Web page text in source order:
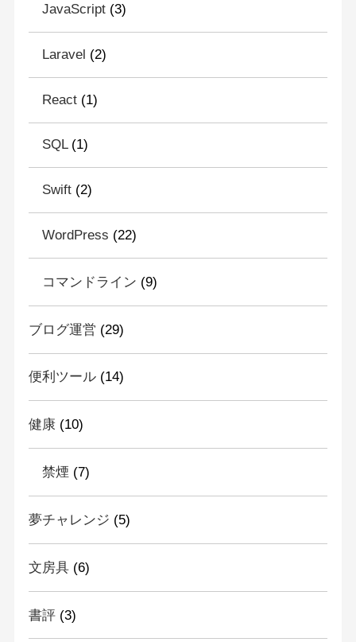
JavaScript(3)
Laravel (2)
React(1)
SQL(1)
Swift(2)
WordPress (22)
コマンドライン (9)
ブログ運営 (29)
便利ツール(14)
健康(10)
禁煙 (7)
夢チャレンジ (5)
文房具(6)
書評(3)